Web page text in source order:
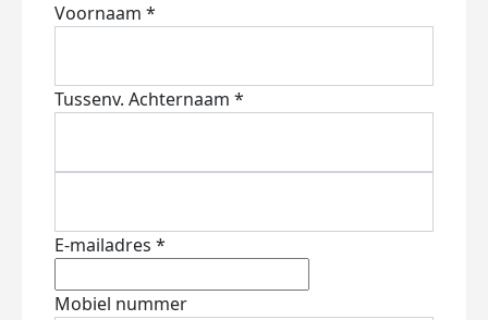
Voornaam *
Tussenv. Achternaam *
E-mailadres *
Mobiel nummer